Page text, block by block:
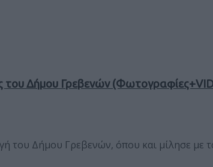
του Δήμου Γρεβενών
του Δήμου Γρεβενών, όπου και μίλησε με